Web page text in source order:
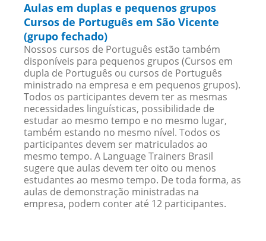
Aulas em duplas e pequenos grupos
Cursos de Português em São Vicente
(grupo fechado)
Nossos cursos de Português estão também
disponíveis para pequenos grupos (Cursos em
dupla de Português ou cursos de Português
ministrado na empresa e em pequenos grupos).
Todos os participantes devem ter as mesmas
necessidades linguísticas, possibilidade de
estudar ao mesmo tempo e no mesmo lugar,
também estando no mesmo nível. Todos os
participantes devem ser matriculados ao
mesmo tempo. A Language Trainers Brasil
sugere que aulas devem ter oito ou menos
estudantes ao mesmo tempo. De toda forma, as
aulas de demonstração ministradas na
empresa, podem conter até 12 participantes.